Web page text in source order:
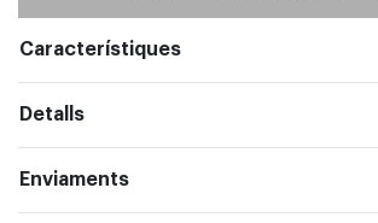
completa
Característiques
Detalls
Enviaments